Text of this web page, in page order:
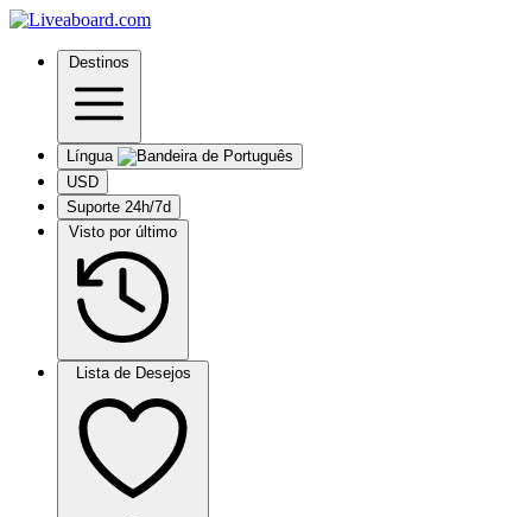
Destinos
Língua
USD
Suporte 24h/7d
Visto por último
Lista de Desejos